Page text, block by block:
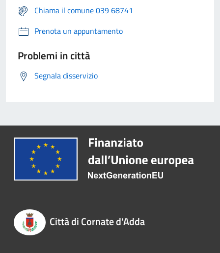
Chiama il comune 039 68741
Prenota un appuntamento
Problemi in città
Segnala disservizio
Città di Cornate d'Adda